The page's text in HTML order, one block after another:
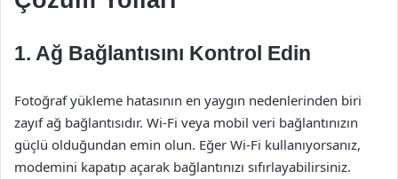
1. Ağ Bağlantısını Kontrol Edin
Fotoğraf yükleme hatasının en yaygın nedenlerinden biri
zayıf ağ bağlantısıdır. Wi-Fi veya mobil veri bağlantınızın
güçlü olduğundan emin olun. Eğer Wi-Fi kullanıyorsanız,
modemini kapatıp açarak bağlantınızı sıfırlayabilirsiniz.